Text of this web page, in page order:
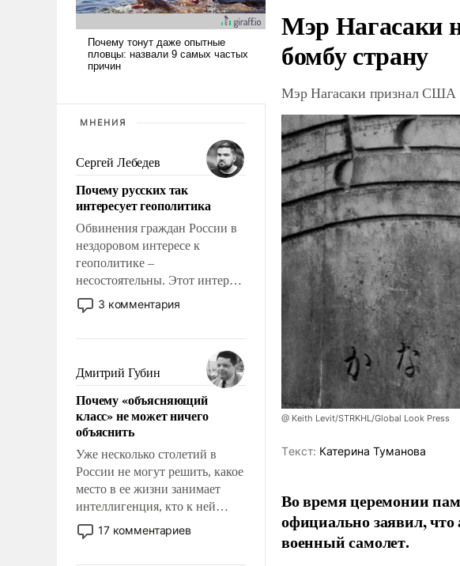
МНЕНИЯ
Сергей Лебедев
Почему русских так
интересует геополитика
Обвинения граждан России в
нездоровом интересе к
геополитике –
несостоятельны. Этот интерес
рационален и прагматичен. Он
обусловлен тысячелетним
фундаментальным знанием,
что мировая политика имеет
свойство заявляться на порог
нашего дома.
3 комментария
Дмитрий Губин
Почему «объясняющий
класс» не может ничего
объяснить
Уже несколько столетий в
России не могут решить, какое
место в ее жизни занимает
интеллигенция, кто к ней
принадлежит, а кого из нее
исключили с правом
17 комментариев
Мэр Нагасаки
бомбу страну
Мэр Нагасаки признал США
@ Keith Levit/STRKHL/Global Look Press
Tекст: Катерина Туманова
Во время церемонии
официально заявил,
военный самолет.